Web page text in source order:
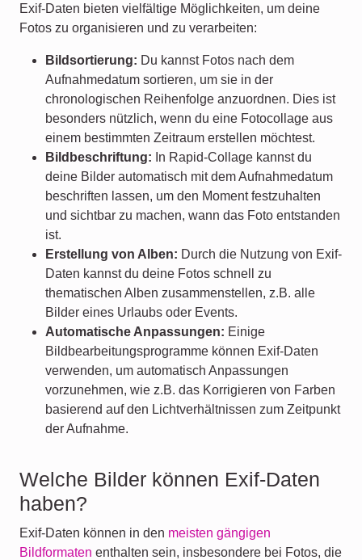
Exif-Daten bieten vielfältige Möglichkeiten, um deine
Fotos zu organisieren und zu verarbeiten:
Bildsortierung: Du kannst Fotos nach dem
Aufnahmedatum sortieren, um sie in der
chronologischen Reihenfolge anzuordnen. Dies ist
besonders nützlich, wenn du eine Fotocollage aus
einem bestimmten Zeitraum erstellen möchtest.
Bildbeschriftung: In Rapid-Collage kannst du
deine Bilder automatisch mit dem Aufnahmedatum
beschriften lassen, um den Moment festzuhalten
und sichtbar zu machen, wann das Foto entstanden
ist.
Erstellung von Alben: Durch die Nutzung von Exif-
Daten kannst du deine Fotos schnell zu
thematischen Alben zusammenstellen, z.B. alle
Bilder eines Urlaubs oder Events.
Automatische Anpassungen: Einige
Bildbearbeitungsprogramme können Exif-Daten
verwenden, um automatisch Anpassungen
vorzunehmen, wie z.B. das Korrigieren von Farben
basierend auf den Lichtverhältnissen zum Zeitpunkt
der Aufnahme.
Welche Bilder können Exif-Daten
haben?
Exif-Daten können in den meisten gängigen
Bildformaten enthalten sein, insbesondere bei Fotos, die